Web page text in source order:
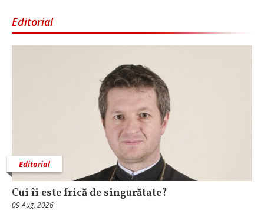
Editorial
Editorial
Cui îi este frică de singurătate?
09 Aug, 2026